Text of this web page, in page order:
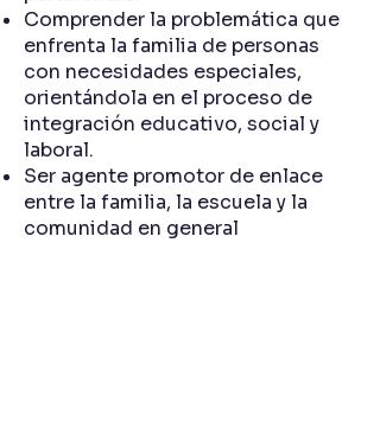
Comprender la problemática que
enfrenta la familia de personas
con necesidades especiales,
orientándola en el proceso de
integración educativo, social y
laboral.
Ser agente promotor de enlace
entre la familia, la escuela y la
comunidad en general